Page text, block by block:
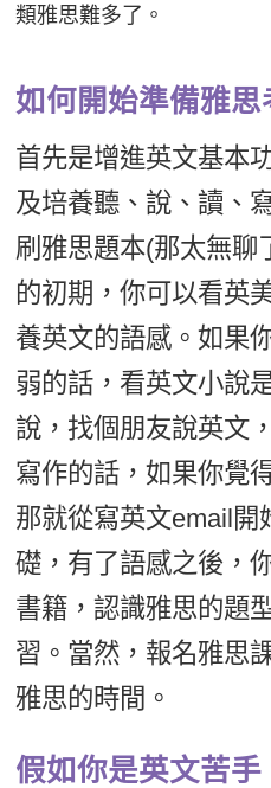
類雅思難多了。
如何開始準備雅思
首先是增進英文基本
及培養聽、說、讀、
刷雅思題本(那太無聊
的初期，你可以看英
養英文的語感。如果
弱的話，看英文小說
說，找個朋友說英文
寫作的話，如果你覺
那就從寫英文email開
礎，有了語感之後，
書籍，認識雅思的題
習。當然，報名雅思
雅思的時間。
假如你是英文苦